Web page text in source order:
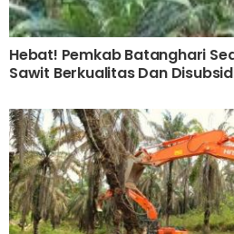
Hebat! Pemkab Batanghari